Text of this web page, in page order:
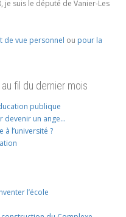
suis le député de Vanier-Les
de vue personnel ou pour la
fil du dernier mois
publique
devenir un ange…
à l’université ?
l’école